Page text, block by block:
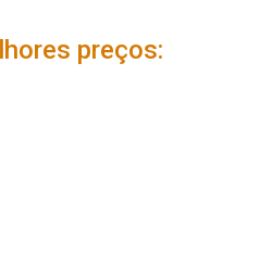
preços: